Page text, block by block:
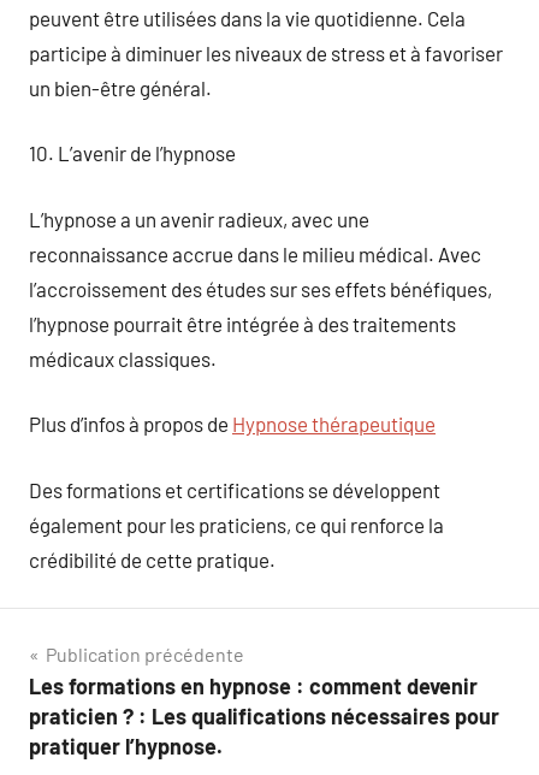
peuvent être utilisées dans la vie quotidienne. Cela
participe à diminuer les niveaux de stress et à favoriser
un bien-être général.
10. L’avenir de l’hypnose
L’hypnose a un avenir radieux, avec une
reconnaissance accrue dans le milieu médical. Avec
l’accroissement des études sur ses effets bénéfiques,
l’hypnose pourrait être intégrée à des traitements
médicaux classiques.
Plus d’infos à propos de Hypnose thérapeutique
Des formations et certifications se développent
également pour les praticiens, ce qui renforce la
crédibilité de cette pratique.
Navigation
de
l’article
Publication précédente
Les formations en hypnose : comment devenir
praticien ? : Les qualifications nécessaires pour
pratiquer l’hypnose.